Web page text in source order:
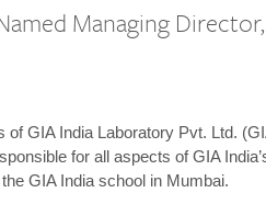
Managing
of GIA India Laboratory Pvt. Ltd.
for all aspects of GIA
GIA India school in Mumbai.